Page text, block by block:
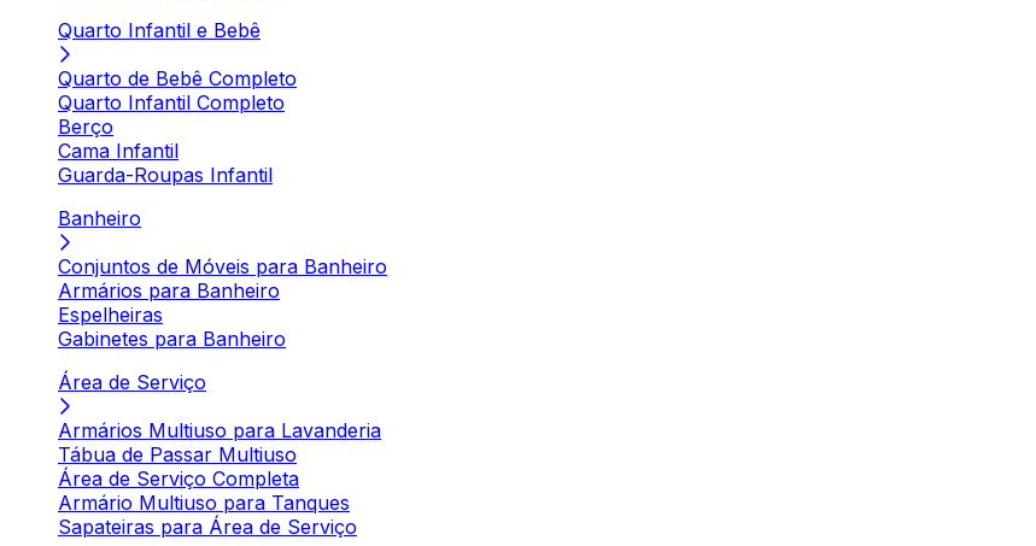
Quarto Infantil e Bebê
Quarto de Bebê Completo
Quarto Infantil Completo
Berço
Cama Infantil
Guarda-Roupas Infantil
Banheiro
Conjuntos de Móveis para Banheiro
Armários para Banheiro
Espelheiras
Gabinetes para Banheiro
Área de Serviço
Armários Multiuso para Lavanderia
Tábua de Passar Multiuso
Área de Serviço Completa
Armário Multiuso para Tanques
Sapateiras para Área de Serviço